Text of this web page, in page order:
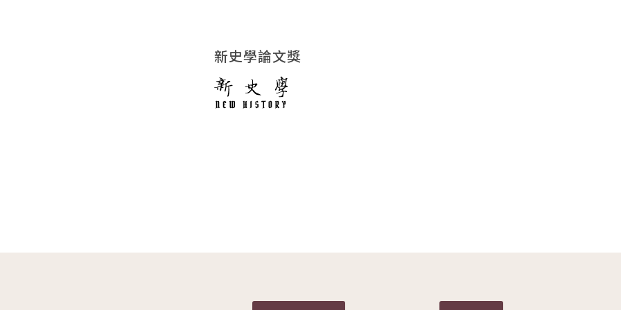
新史學論文獎